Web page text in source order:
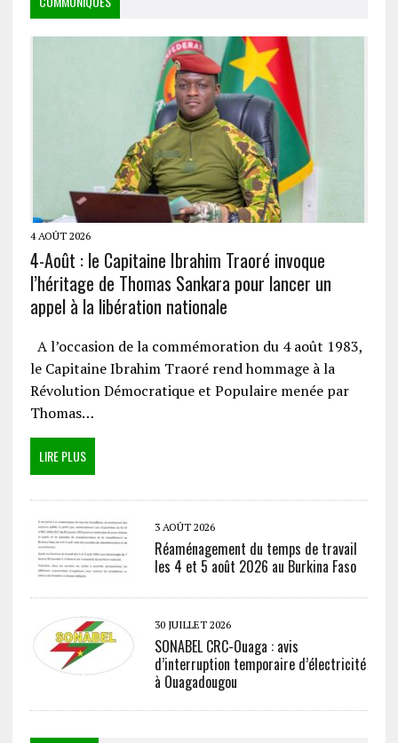
4 AOÛT 2026
4-Août : le Capitaine Ibrahim Traoré invoque
l’héritage de Thomas Sankara pour lancer un
appel à la libération nationale
A l’occasion de la commémoration du 4 août 1983,
le Capitaine Ibrahim Traoré rend hommage à la
Révolution Démocratique et Populaire menée par
Thomas…
LIRE PLUS
3 AOÛT 2026
Réaménagement du temps de travail
les 4 et 5 août 2026 au Burkina Faso
30 JUILLET 2026
SONABEL CRC-Ouaga : avis
d’interruption temporaire d’électricité
à Ouagadougou